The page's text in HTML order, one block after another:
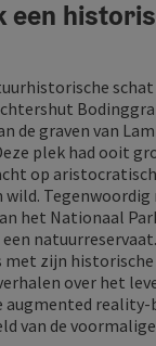
een
de graven van
plek had ooit
op
wild.
het Nationaal
met zijn
over het
augmented
van de